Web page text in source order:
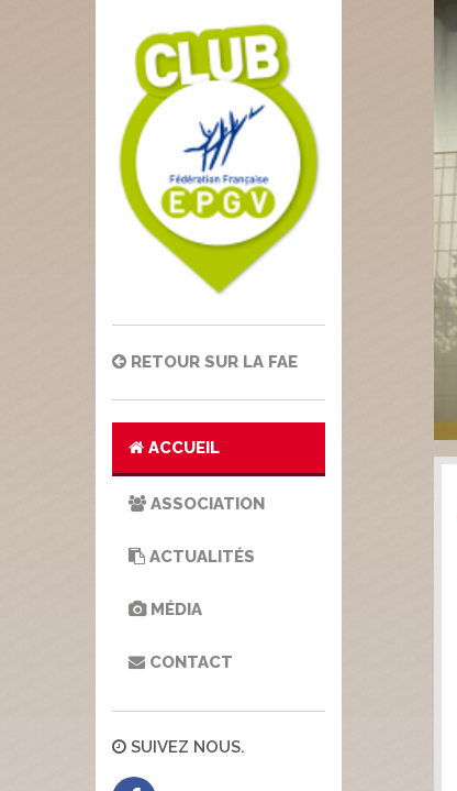
RETOUR SUR LA FAE
ACCUEIL
ASSOCIATION
ACTUALITÉS
MÉDIA
CONTACT
SUIVEZ NOUS.